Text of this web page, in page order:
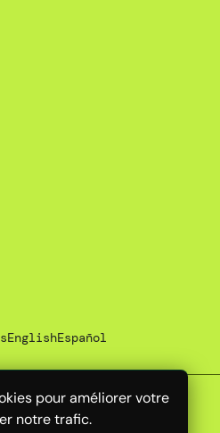
pour améliorer votre
notre trafic.
EnglishEspañol